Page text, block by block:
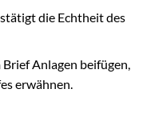
die Echtheit des
Anlagen beifügen,
erwähnen.